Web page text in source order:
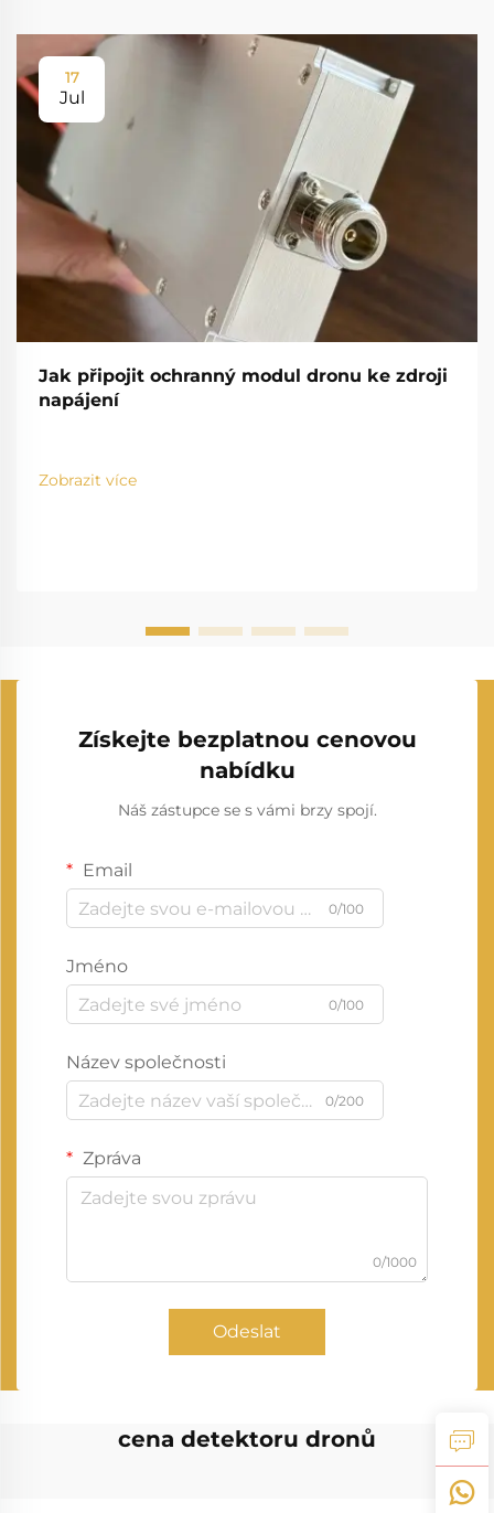
17
Jul
Jak připojit ochranný modul dronu ke zdroji
napájení
Zobrazit více
Získejte bezplatnou cenovou
nabídku
Náš zástupce se s vámi brzy spojí.
Email
0/100
Jméno
0/100
Název společnosti
0/200
Zpráva
0/1000
Odeslat
cena detektoru dronů